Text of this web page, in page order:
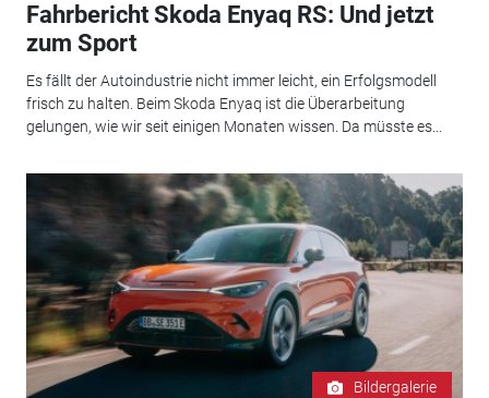
Fahrbericht Skoda Enyaq RS: Und jetzt
zum Sport
Es fällt der Autoindustrie nicht immer leicht, ein Erfolgsmodell
frisch zu halten. Beim Skoda Enyaq ist die Überarbeitung
gelungen, wie wir seit einigen Monaten wissen. Da müsste es...
Bildergalerie